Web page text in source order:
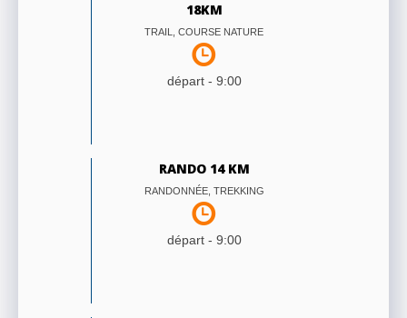
18KM
TRAIL, COURSE NATURE
départ - 9:00
RANDO 14 KM
RANDONNÉE, TREKKING
départ - 9:00